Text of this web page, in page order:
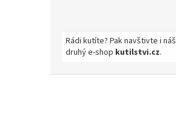
Rádi kutíte? Pak navštivte i náš
druhý e-shop kutilstvi.cz.